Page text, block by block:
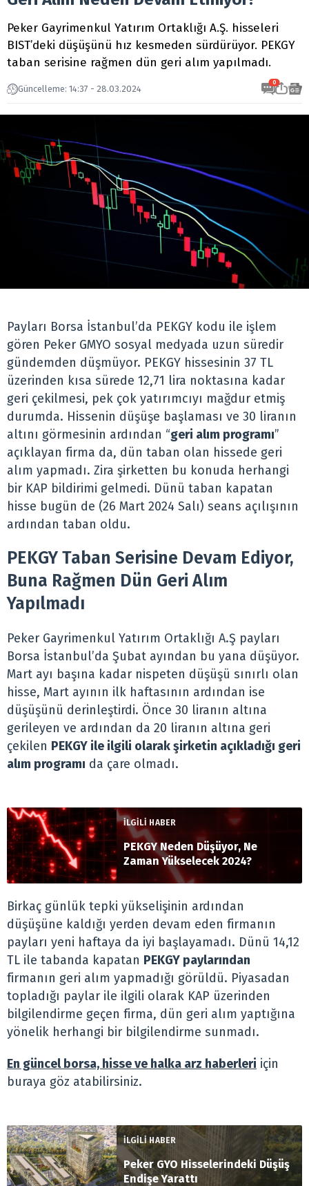
Peker Gayrimenkul Yatırım Ortaklığı A.Ş. hisseleri
BIST’deki düşüşünü hız kesmeden sürdürüyor. PEKGY
taban serisine rağmen dün geri alım yapılmadı.
Güncelleme: 14:37 - 28.03.2024
0
Payları Borsa İstanbul’da PEKGY kodu ile işlem
gören Peker GMYO sosyal medyada uzun süredir
gündemden düşmüyor. PEKGY hissesinin 37 TL
üzerinden kısa sürede 12,71 lira noktasına kadar
geri çekilmesi, pek çok yatırımcıyı mağdur etmiş
durumda. Hissenin düşüşe başlaması ve 30 liranın
altını görmesinin ardından “geri alım programı”
açıklayan firma da, dün taban olan hissede geri
alım yapmadı. Zira şirketten bu konuda herhangi
bir KAP bildirimi gelmedi. Dünü taban kapatan
hisse bugün de (26 Mart 2024 Salı) seans açılışının
ardından taban oldu.
PEKGY Taban Serisine Devam Ediyor,
Buna Rağmen Dün Geri Alım
Yapılmadı
Peker Gayrimenkul Yatırım Ortaklığı A.Ş payları
Borsa İstanbul’da Şubat ayından bu yana düşüyor.
Mart ayı başına kadar nispeten düşüşü sınırlı olan
hisse, Mart ayının ilk haftasının ardından ise
düşüşünü derinleştirdi. Önce 30 liranın altına
gerileyen ve ardından da 20 liranın altına geri
çekilen PEKGY ile ilgili olarak şirketin açıkladığı geri
alım programı da çare olmadı.
İLGİLİ HABER
PEKGY Neden Düşüyor, Ne
Zaman Yükselecek 2024?
Birkaç günlük tepki yükselişinin ardından
düşüşüne kaldığı yerden devam eden firmanın
payları yeni haftaya da iyi başlayamadı. Dünü 14,12
TL ile tabanda kapatan PEKGY paylarından
firmanın geri alım yapmadığı görüldü. Piyasadan
topladığı paylar ile ilgili olarak KAP üzerinden
bilgilendirme geçen firma, dün geri alım yaptığına
yönelik herhangi bir bilgilendirme sunmadı.
En güncel borsa, hisse ve halka arz haberleri için
buraya göz atabilirsiniz.
İLGİLİ HABER
Peker GYO Hisselerindeki Düşüş
Endişe Yarattı